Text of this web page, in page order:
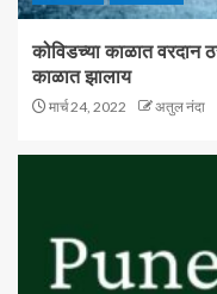
कोविडच्या काळात वरदान
काळात झालाय
मार्च 24, 2022 अतुल नंदा